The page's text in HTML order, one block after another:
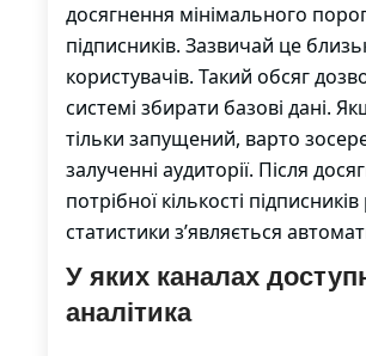
досягнення мінімального
підписників. Зазвичай це
користувачів. Такий обсяг
системі збирати базові дані.
тільки запущений, варто
залученні аудиторії. Після
потрібної кількості підписників
статистики з’являється
У яких каналах
аналітика